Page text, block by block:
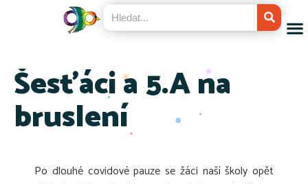
Šesťáci a 5.A na
bruslení
Po dlouhé covidové pauze se žáci naší školy opět